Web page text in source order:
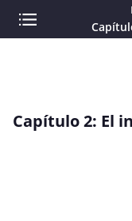
Capítulo 2: El